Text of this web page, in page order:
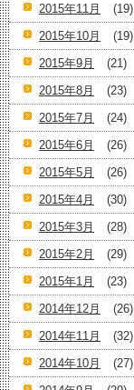
2015年11月
(19)
2015年10月
(19)
2015年9月
(21)
2015年8月
(23)
2015年7月
(24)
2015年6月
(26)
2015年5月
(26)
2015年4月
(30)
2015年3月
(28)
2015年2月
(29)
2015年1月
(23)
2014年12月
(26)
2014年11月
(32)
2014年10月
(27)